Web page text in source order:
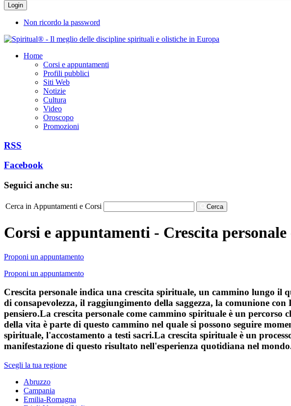
Non ricordo la password
Home
Corsi e appuntamenti
Profili pubblici
Siti Web
Notizie
Cultura
Video
Oroscopo
Promozioni
RSS
Facebook
Seguici anche su:
Cerca in Appuntamenti e Corsi Cerca
Corsi e appuntamenti - Crescita
Proponi un appuntamento
Proponi un appuntamento
Crescita personale indica una crescita spirituale, un cammino lungo il
di consapevolezza, il raggiungimento della saggezza, la comunione
pensiero.La crescita personale come cammino spirituale è un
della vita è parte di questo cammino nel quale si possono seguire
spirituale, l'accostamento a testi sacri.La crescita spirituale è un
manifestazione di questo risultato nell'esperienza quotidiana nel
Scegli la tua regione
Abruzzo
Campania
Emilia-Romagna